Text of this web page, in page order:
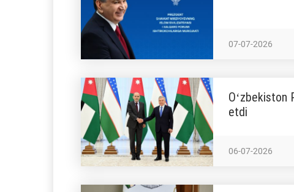
07-07-2026
Oʻzbekiston
etdi
06-07-2026